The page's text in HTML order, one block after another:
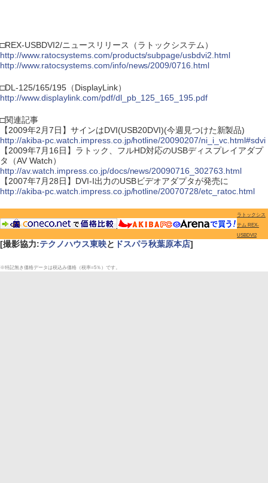
□REX-USBDVI2/ニュースリリース（ラトックシステム）
http://www.ratocsystems.com/products/subpage/usbdvi2.html
http://www.ratocsystems.com/info/news/2009/0716.html
□DL-125/165/195（DisplayLink）
http://www.displaylink.com/pdf/dl_pb_125_165_195.pdf
□関連記事
【2009年2月7日】サインはDVI(USB20DVI)(今週見つけた新製品)
http://akiba-pc.watch.impress.co.jp/hotline/20090207/ni_i_vc.html#sdvi
【2009年7月16日】ラトック、フルHD対応のUSBディスプレイアダプ
タ（AV Watch）
http://av.watch.impress.co.jp/docs/news/20090716_302763.html
【2007年7月28日】DVI-I出力のUSBビデオアダプタが発売に
http://akiba-pc.watch.impress.co.jp/hotline/20070728/etc_ratoc.html
ラトックシス
テム REX-
USBDVI2
[撮影協力:テクノハウス東映と ドスパラ秋葉原本店]
※特記無き価格データは税込み価格（税率=5％）です。